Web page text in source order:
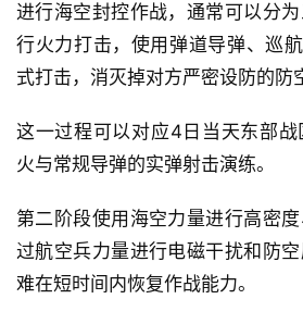
进行海空封控作战，通常可以分
行火力打击，使用弹道导弹、巡
式打击，消灭掉对方严密设防的防
这一过程可以对应4日当天东部
火与常规导弹的实弹射击演练。
第二阶段使用海空力量进行高密
过航空兵力量进行电磁干扰和防
难在短时间内恢复作战能力。